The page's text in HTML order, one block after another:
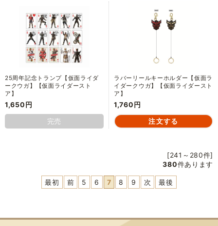
25周年記念トランプ【仮面ライダ
ークウガ】【仮面ライダースト
ア】
1,650円
完売
ラバーリールキーホルダー【仮面ラ
イダークウガ】【仮面ライダースト
ア】
1,760円
[241～280件]
380件あります
最初 前 5 6 7 8 9 次 最後